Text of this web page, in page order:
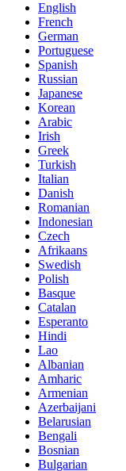
English
French
German
Portuguese
Spanish
Russian
Japanese
Korean
Arabic
Irish
Greek
Turkish
Italian
Danish
Romanian
Indonesian
Czech
Afrikaans
Swedish
Polish
Basque
Catalan
Esperanto
Hindi
Lao
Albanian
Amharic
Armenian
Azerbaijani
Belarusian
Bengali
Bosnian
Bulgarian